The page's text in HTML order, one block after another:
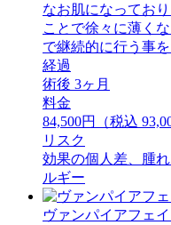
なお肌になってお
ことで徐々に薄く
で継続的に行う
経過
術後 3ヶ月
料金
84,500円（税込
リスク
効果の個人差、腫
ルギー
ヴァンパイアフェ